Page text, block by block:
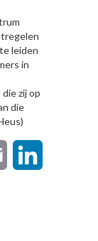
leiden
in
zij op
die
Email